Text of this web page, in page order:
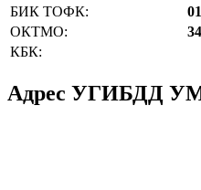
БИК ТОФК:
ОКТМО:
КБК:
Адрес УГИБДД